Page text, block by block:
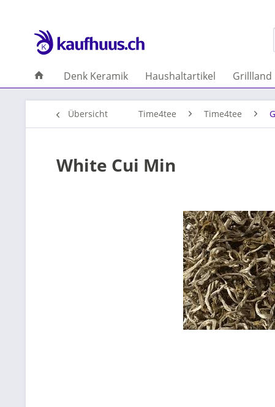
Denk Keramik Haushaltartikel Grillland
Übersicht Time4tee Time4tee
White Cui Min